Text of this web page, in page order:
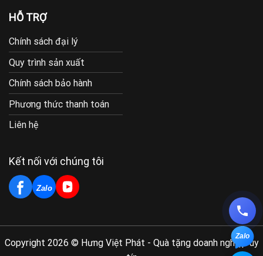
HỖ TRỢ
Chính sách đại lý
Quy trình sản xuất
Chính sách bảo hành
Phương thức thanh toán
Liên hệ
Kết nối với chúng tôi
Zalo
Copyright 2026 © Hưng Việt Phát - Quà tặng doanh nghiệp uy
Zalo